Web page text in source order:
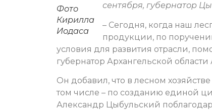
Фото
Кирилла
Иодаса
сентября, губернатор
– Сегодня, когда наш
продукции, по
условия для развития отрасли,
губернатор Архангельской
Он добавил, что в лесном
том числе – по созданию единой
Александр Цыбульский